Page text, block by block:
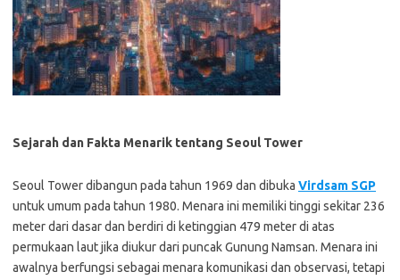
Sejarah dan Fakta Menarik tentang Seoul Tower
Seoul Tower dibangun pada tahun 1969 dan dibuka Virdsam SGP
untuk umum pada tahun 1980. Menara ini memiliki tinggi sekitar 236
meter dari dasar dan berdiri di ketinggian 479 meter di atas
permukaan laut jika diukur dari puncak Gunung Namsan. Menara ini
awalnya berfungsi sebagai menara komunikasi dan observasi, tetapi